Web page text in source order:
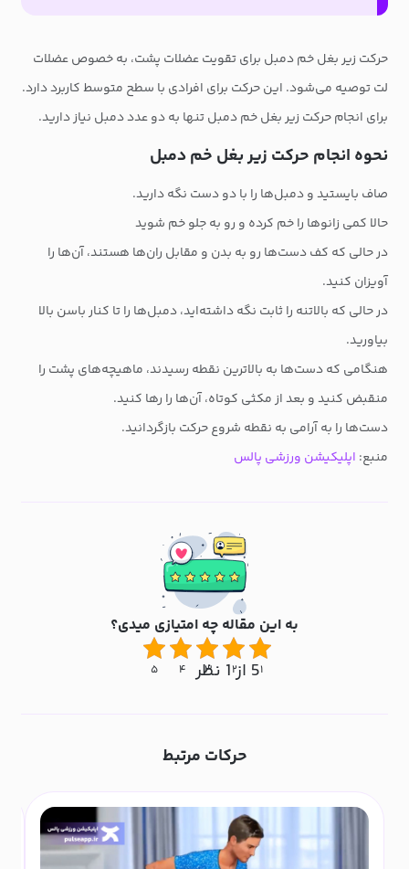
حرکت زیر بغل خم دمبل برای تقویت عضلات پشت، به خصوص عضلات
لت توصیه می‌شود. این حرکت برای افرادی با سطح متوسط کاربرد دارد.
برای انجام حرکت زیر بغل خم دمبل تنها به دو عدد دمبل نیاز دارید.
نحوه انجام حرکت زیر بغل خم دمبل
صاف بایستید و دمبل‌ها را با دو دست نگه دارید.
حالا کمی زانوها را خم کرده و رو به جلو خم شوید
در حالی که کف دست‌ها رو به بدن و مقابل ران‌ها هستند، آن‌ها را
آویزان کنید.
در حالی‌ که بالاتنه را ثابت نگه داشته‌اید، دمبل‌ها را تا کنار باسن بالا
بیاورید.
هنگامی که دست‌ها به بالاترین نقطه رسیدند، ماهیچه‌های پشت را
منقبض کنید و بعد از مکثی کوتاه، آن‌ها را رها کنید.
دست‌ها را به آرامی به نقطه شروع حرکت بازگردانید.
منبع: اپلیکیشن ورزشی پالس
به این مقاله چه امتیازی میدی؟
5 از 1 نظر۱ ۲ ۳ ۴ ۵
حرکات مرتبط